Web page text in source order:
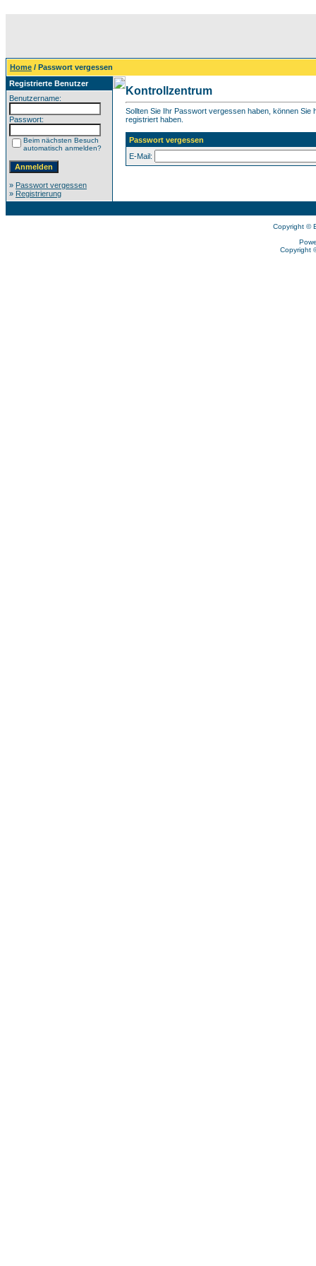
Home / Passwort vergessen
Registrierte Benutzer
Benutzername:
Passwort:
Beim nächsten Besuch
automatisch anmelden?
» Passwort vergessen
» Registrierung
Kontrollzentrum
Sollten Sie Ihr Passwort vergessen haben, können
registriert haben.
Passwort vergessen
E-Mail:
Copyright ©
Copyright